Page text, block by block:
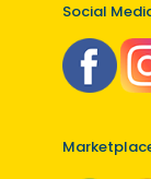
Social